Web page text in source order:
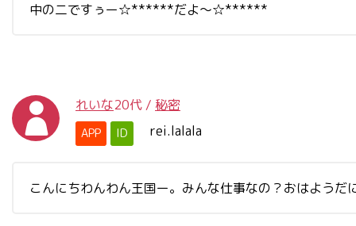
中の二ですぅー☆******だよ～☆******
れいな20代 / 秘密
APP ID rei.lalala
こんにちわんわん王国ー。みんな仕事なの？おはようだ